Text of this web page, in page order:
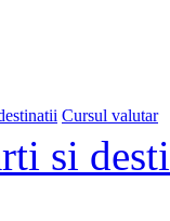
Cursul valutar
si